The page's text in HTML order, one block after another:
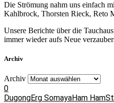
Die Strömung nahm uns einfach
Kahlbrock, Thorsten Rieck, Reto
Unsere Berichte über die
immer wieder aufs Neue
Archiv
Archiv
0
DugongErg SomayaHam Ham